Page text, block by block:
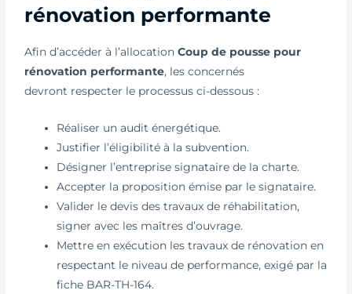
rénovation performante
Afin d’accéder à l’allocationCoup de pousse pour
rénovation performante, les concernés
devront respecter le processus ci-dessous :
Réaliser un audit énergétique.
Justifier l’éligibilité à la subvention.
Désigner l’entreprise signataire de la charte.
Accepter la proposition émise par le signataire.
Valider le devis des travaux de réhabilitation,
signer avec les maîtres d’ouvrage.
Mettre en exécution les travaux de rénovation en
respectant le niveau de performance, exigé par la
fiche BAR-TH-164.